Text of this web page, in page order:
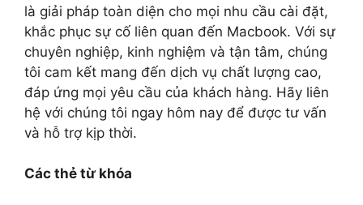
là giải pháp toàn diện cho mọi nhu cầu cài đặt,
khắc phục sự cố liên quan đến Macbook. Với sự
chuyên nghiệp, kinh nghiệm và tận tâm, chúng
tôi cam kết mang đến dịch vụ chất lượng cao,
đáp ứng mọi yêu cầu của khách hàng. Hãy liên
hệ với chúng tôi ngay hôm nay để được tư vấn
và hỗ trợ kịp thời.
Các thẻ từ khóa